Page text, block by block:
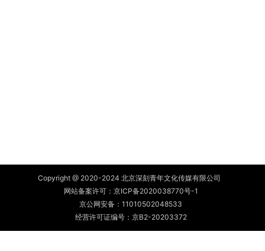
Copyright @ 2020-2024 北京深刻青年文化传媒有限公司
网站备案许可： 京ICP备2020038770号-1
京公网安备： 11010502048533
经营许可证编号：京B2-20203372